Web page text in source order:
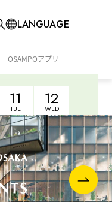
LANGUAGE
OSAMPOアプリ
11
TUE 12
WED
「PEANUTSが
イテム